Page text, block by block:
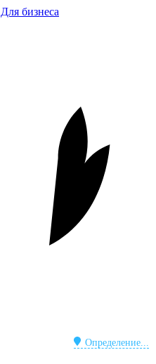
Для бизнеса
Определение...